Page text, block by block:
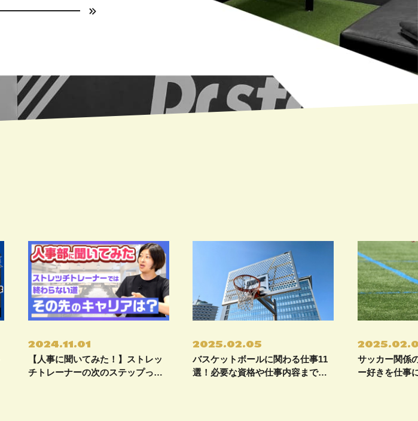
2024.11.01
【人事に聞いてみた！】ストレッ
チトレーナーの次のステップって
2025.02.05
バスケットボールに関わる仕事11
選！必要な資格や仕事内容までご
サッカー関係
ー好きを仕事